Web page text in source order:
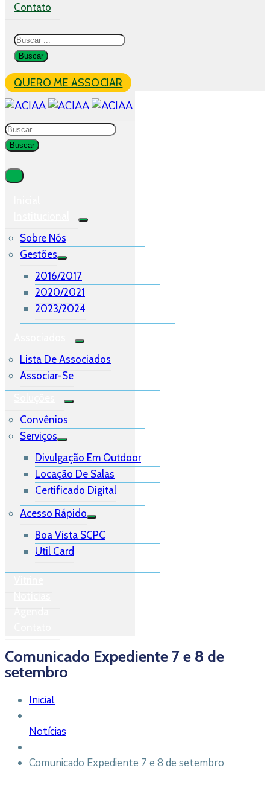
Contato
QUERO ME ASSOCIAR
Sobre Nós
Gestões
2016/2017
2020/2021
2023/2024
Lista De Associados
Associar-Se
Convênios
Serviços
Divulgação Em Outdoor
Locação De Salas
Certificado Digital
Acesso Rápido
Boa Vista SCPC
Util Card
Comunicado Expediente 7 e 8 de
setembro
Inicial
Notícias
Comunicado Expediente 7 e 8 de setembro